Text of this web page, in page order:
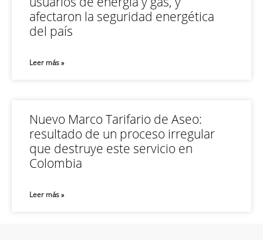
afectaron la seguridad energética
del país
Leer más »
Nuevo Marco Tarifario de Aseo:
resultado de un proceso irregular
que destruye este servicio en
Colombia
Leer más »